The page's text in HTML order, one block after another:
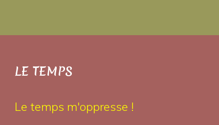
LE TEMPS
Le temps m'oppresse !